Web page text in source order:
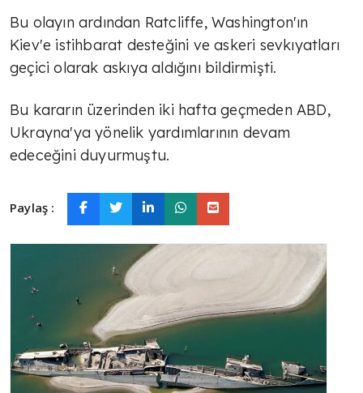
Bu olayın ardından Ratcliffe, Washington'ın
Kiev'e istihbarat desteğini ve askeri sevkıyatları
geçici olarak askıya aldığını bildirmişti.
Bu kararın üzerinden iki hafta geçmeden ABD,
Ukrayna'ya yönelik yardımlarının devam
edeceğini duyurmuştu.
Paylaş :